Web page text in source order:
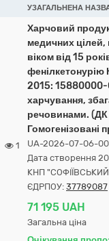
УЗАГАЛЬНЕНА
1
Харчовий
медичних цілей,
віком від 15
2015: 15880000-
харчування,
речовинами.
Гомогенізовані
UA-2026-07-06-
Дата створення
КНП
ЄДРПОУ: 37789087
71 195 UAH
Загальна ціна